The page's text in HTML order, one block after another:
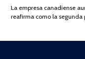
La empresa canadiense
reafirma como la segunda